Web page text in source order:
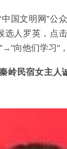
国文明网”公
选人罗英，点
向他们学习"
岭民宿女主人